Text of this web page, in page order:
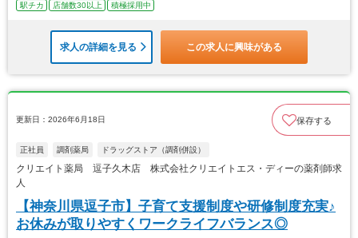
駅チカ
店舗数30以上 積極採用中
求人の詳細を見る この求人に興味がある
更新日：2026年6月18日 保存する
正社員 調剤薬局 ドラッグストア（調剤併設）
クリエイト薬局 逗子久木店 株式会社クリエイトエス・ディーの薬剤師求
人
【神奈川県逗子市】子育て支援制度や研修制度充実♪
お休みが取りやすくワークライフバランス◎